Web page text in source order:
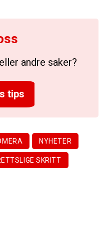
andre saker?
tips
NYHETER
SKRITT